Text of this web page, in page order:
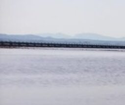
innehåll